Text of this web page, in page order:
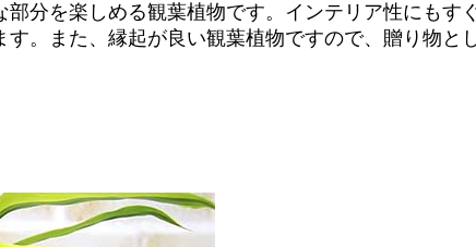
分を楽しめる観葉植物です。インテリア性にもす
。また、縁起が良い観葉植物ですので、贈り物と